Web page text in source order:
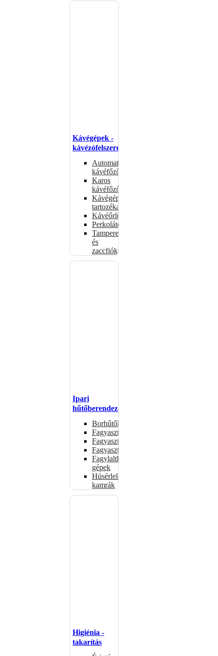
Kávégépek -
kávézófelszerelés
Automata
kávéfőzők
Karos
kávéfőzők
Kávégépek
tartozékai
Kávéőrlők
Perkolátorok
Tamperek
és
zaccfiókok
Ipari
hűtőberendezések
Borhűtők
Fagyasztóasztalok
Fagyasztóládák
Fagyasztószekrények
Fagylaltkészítő
gépek
Húsérlelő
kamrák
Higiénia -
takarítás